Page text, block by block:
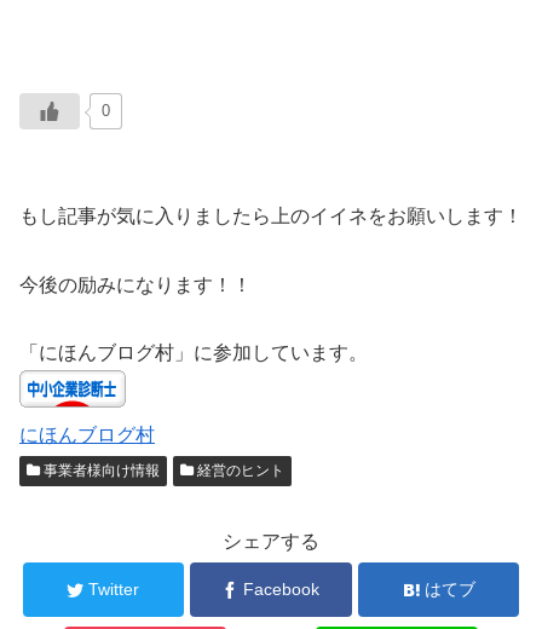
0
もし記事が気に入りましたら上のイイネをお願いします！
今後の励みになります！！
「にほんブログ村」に参加しています。
にほんブログ村
事業者様向け情報 経営のヒント
シェアする
Twitter Facebook はてブ